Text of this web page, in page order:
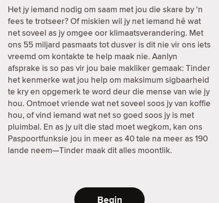
Het jy iemand nodig om saam met jou die skare by 'n
fees te trotseer? Of miskien wil jy net iemand hê wat
net soveel as jy omgee oor klimaatsverandering. Met
ons 55 miljard pasmaats tot dusver is dit nie vir ons iets
vreemd om kontakte te help maak nie. Aanlyn
afsprake is so pas vir jou baie makliker gemaak: Tinder
het kenmerke wat jou help om maksimum sigbaarheid
te kry en opgemerk te word deur die mense van wie jy
hou. Ontmoet vriende wat net soveel soos jy van koffie
hou, of vind iemand wat net so goed soos jy is met
pluimbal. En as jy uit die stad moet wegkom, kan ons
Paspoortfunksie jou in meer as 40 tale na meer as 190
lande neem—Tinder maak dit alles moontlik.
Begin